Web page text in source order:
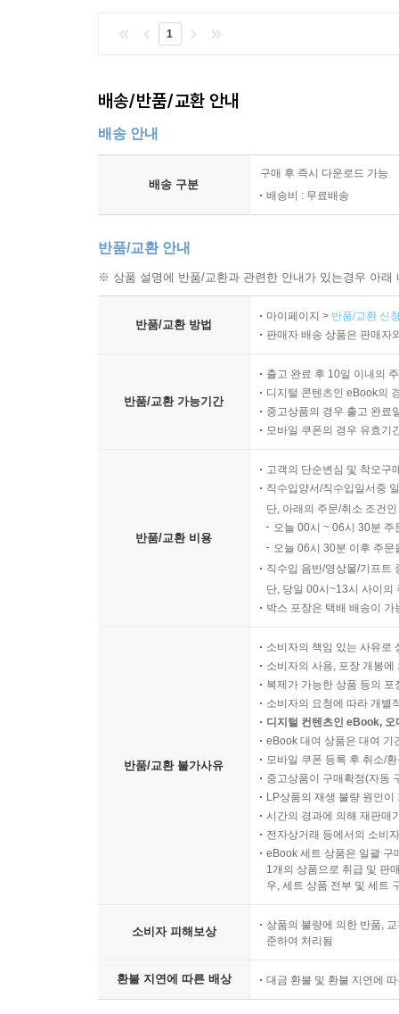
1
배송/반품/교환 안내
배송 안내
배송 구분
구매 후 즉시 다운로드 가능
배송비 : 무료배송
반품/교환 안내
※ 상품 설명에 반품/교환과 관련한 안내가 있는경우 아
반품/교환 방법
마이페이지 > 반품/교환 신
판매자 배송 상품은 판매자
반품/교환 가능기간
출고 완료 후 10일 이내의
디지털 콘텐츠인 eBook의
중고상품의 경우 출고 완료
모바일 쿠폰의 경우 유효기
반품/교환 비용
고객의 단순변심 및 착오구
직수입양서/직수입일서중
단, 아래의 주문/취소 조건
오늘 00시 ~ 06시 30분
오늘 06시 30분 이후 주
직수입 음반/영상물/기프트
단, 당일 00시~13시 사이의
박스 포장은 택배 배송이
반품/교환 불가사유
소비자의 책임 있는 사유로
소비자의 사용, 포장 개봉
복제가 가능한 상품 등의
소비자의 요청에 따라 개별
디지털 컨텐츠인 eBook,
eBook 대여 상품은 대여 기
모바일 쿠폰 등록 후 취소/
중고상품이 구매확정(자동
LP상품의 재생 불량 원인
시간의 경과에 의해 재판매
전자상거래 등에서의 소비
eBook 세트 상품은 일괄 구
1개의 상품으로 취급 및 판
우, 세트 상품 전부 및 세트
소비자 피해보상
상품의 불량에 의한 반품,
준하여 처리됨
환불 지연에 따른 배상 대금 환불 및 환불 지연에